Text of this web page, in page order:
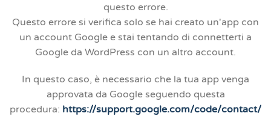
questo errore.
Questo errore si verifica solo se hai creato un'app con
un account Google e stai tentando di connetterti a
Google da WordPress con un altro account.
In questo caso, è necessario che la tua app venga
approvata da Google seguendo questa
procedura: https://support.google.com/code/contact/